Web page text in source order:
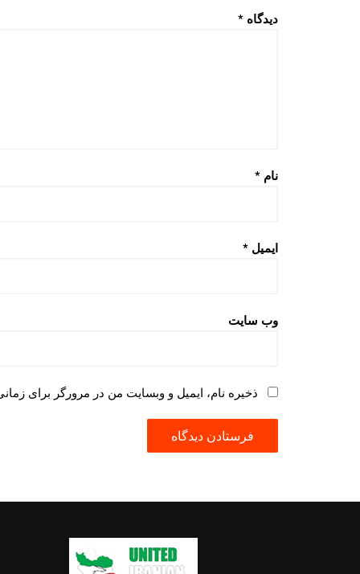
دیدگاه *
نام *
ایمیل *
وب‌ سایت
ذخیره نام، ایمیل و وبسایت من در مرورگر برای